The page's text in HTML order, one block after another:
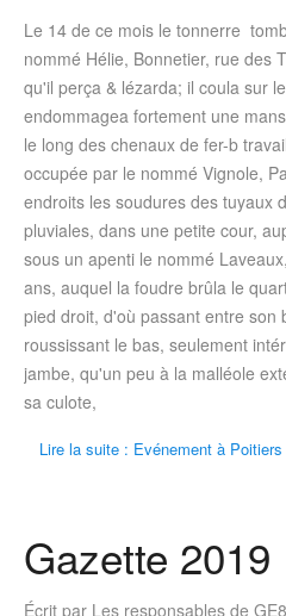
Le 14 de ce mois le tonnerre
nommé Hélie, Bonnetier, rue des
qu'il perça & lézarda; il coula sur
endommagea fortement une
le long des chenaux de fer-b
occupée par le nommé Vignole,
endroits les soudures des tuyaux
pluviales, dans une petite cour,
sous un apenti le nommé
ans, auquel la foudre brûla le
pied droit, d'où passant entre son
roussissant le bas, seulement
jambe, qu'un peu à la malléole
sa culote,
Lire la suite : Evénement à
Gazette 2019
Écrit par Les responsables de